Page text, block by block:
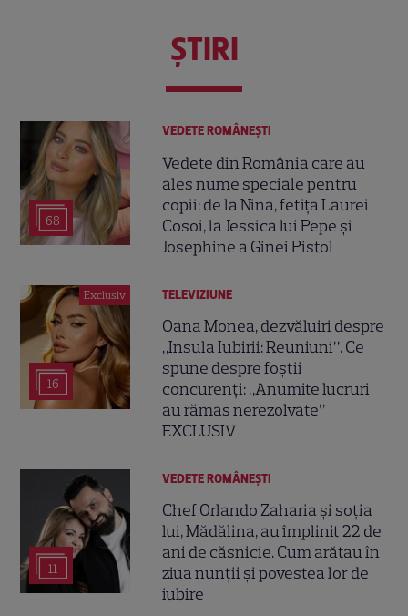
ŞTIRI
68
VEDETE ROMÂNEŞTI
Vedete din România care au
ales nume speciale pentru
copii: de la Nina, fetița Laurei
Cosoi, la Jessica lui Pepe și
Josephine a Ginei Pistol
Exclusiv
16
TELEVIZIUNE
Oana Monea, dezvăluiri despre
„Insula Iubirii: Reuniuni”. Ce
spune despre foștii
concurenți: „Anumite lucruri
au rămas nerezolvate”
EXCLUSIV
11
VEDETE ROMÂNEŞTI
Chef Orlando Zaharia și soția
lui, Mădălina, au împlinit 22 de
ani de căsnicie. Cum arătau în
ziua nunții și povestea lor de
iubire